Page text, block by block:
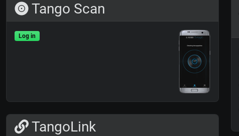
Tango Scan
Log in
TangoLink